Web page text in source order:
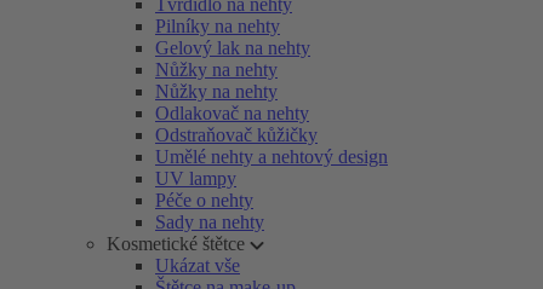
Tvrdidlo na nehty
Pilníky na nehty
Gelový lak na nehty
Nůžky na nehty
Nůžky na nehty
Odlakovač na nehty
Odstraňovač kůžičky
Umělé nehty a nehtový design
UV lampy
Péče o nehty
Sady na nehty
Kosmetické štětce
Ukázat vše